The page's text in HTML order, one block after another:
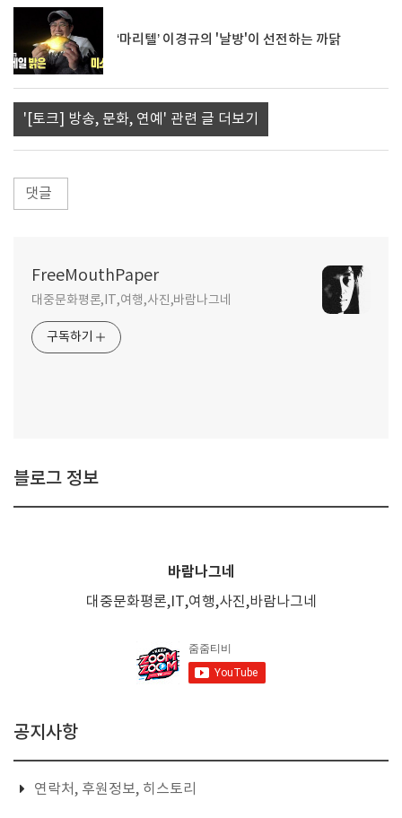
‘마리텔’ 이경규의 '날방'이 선전하는 까닭
'[토크] 방송, 문화, 연예' 관련 글 더보기
댓글
FreeMouthPaper
대중문화평론,IT,여행,사진,바람나그네
구독하기
블로그 정보
바람나그네
대중문화평론,IT,여행,사진,바람나그네
공지사항
연락처, 후원정보, 히스토리